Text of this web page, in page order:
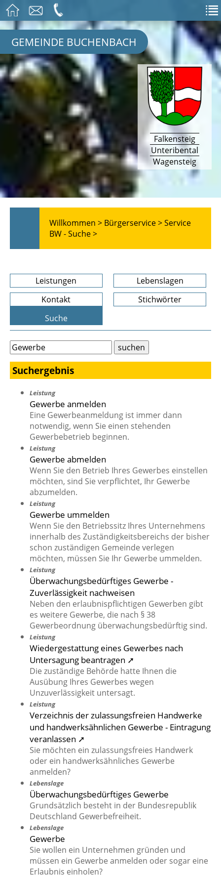
GEMEINDE BUCHENBACH
Falkensteig
Unteribental
Wagensteig
Willkommen > Bürgerservice >Service
BW - Suche >
Leistungen
Lebenslagen
Kontakt
Stichwörter
Suche
Suchergebnis
Leistung
Gewerbe anmelden
Eine Gewerbeanmeldung ist immer dann
notwendig, wenn Sie einen stehenden
Gewerbebetrieb beginnen.
Leistung
Gewerbe abmelden
Wenn Sie den Betrieb Ihres Gewerbes einstellen
möchten, sind Sie verpflichtet, Ihr Gewerbe
abzumelden.
Leistung
Gewerbe ummelden
Wenn Sie den Betriebssitz Ihres Unternehmens
innerhalb des Zuständigkeitsbereichs der bisher
schon zuständigen Gemeinde verlegen
möchten, müssen Sie Ihr Gewerbe ummelden.
Leistung
Überwachungsbedürftiges Gewerbe -
Zuverlässigkeit nachweisen
Neben den erlaubnispflichtigen Gewerben gibt
es weitere Gewerbe, die nach § 38
Gewerbeordnung überwachungsbedürftig sind.
Leistung
Wiedergestattung eines Gewerbes nach
Untersagung beantragen ➚
Die zuständige Behörde hatte Ihnen die
Ausübung Ihres Gewerbes wegen
Unzuverlässigkeit untersagt.
Leistung
Verzeichnis der zulassungsfreien Handwerke
und handwerksähnlichen Gewerbe - Eintragung
veranlassen ➚
Sie möchten ein zulassungsfreies Handwerk
oder ein handwerksähnliches Gewerbe
anmelden?
Lebenslage
Überwachungsbedürftiges Gewerbe
Grundsätzlich besteht in der Bundesrepublik
Deutschland Gewerbefreiheit.
Lebenslage
Gewerbe
Sie wollen ein Unternehmen gründen und
müssen ein Gewerbe anmelden oder sogar eine
Erlaubnis einholen?